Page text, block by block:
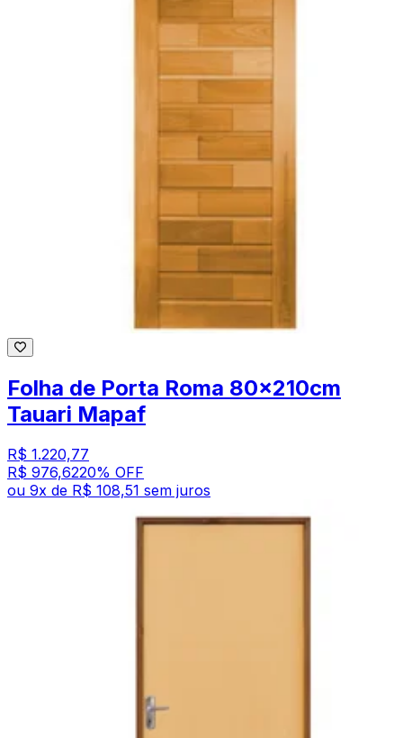
Folha de Porta Roma 80x210cm
Tauari Mapaf
R$ 1.220,77
R$ 976,6220% OFF
ou 9x de R$ 108,51 sem juros